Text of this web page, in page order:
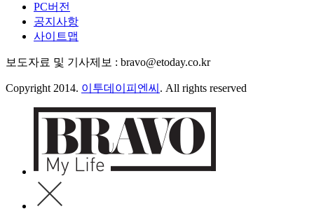
PC버전
공지사항
사이트맵
보도자료 및 기사제보 : bravo@etoday.co.kr
Copyright 2014. 이투데이피엔씨 . All rights reserved